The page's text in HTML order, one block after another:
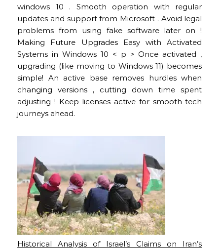
windows 10 . Smooth operation with regular
updates and support from Microsoft . Avoid legal
problems from using fake software later on !
Making Future Upgrades Easy with Activated
Systems in Windows 10 < p > Once activated ,
upgrading (like moving to Windows 11) becomes
simple! An active base removes hurdles when
changing versions , cutting down time spent
adjusting ! Keep licenses active for smooth tech
journeys ahead.
Historical Analysis of Israel’s Claims on Iran’s